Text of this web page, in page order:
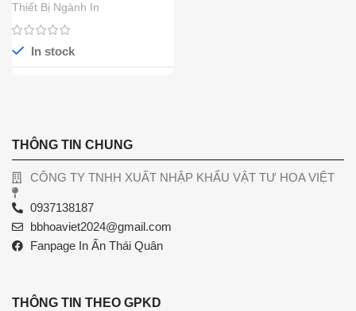
Thiết Bị Ngành In
In stock
THÔNG TIN CHUNG
CÔNG TY TNHH XUẤT NHẬP KHẨU VẬT TƯ HOA VIỆT
0937138187
bbhoaviet2024@gmail.com
Fanpage In Ấn Thái Quân
THÔNG TIN THEO GPKD